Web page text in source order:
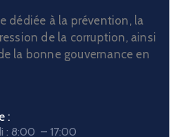
dédiée à la prévention, la
de la corruption, ainsi
la bonne gouvernance en
:
: 8:00 – 17:00